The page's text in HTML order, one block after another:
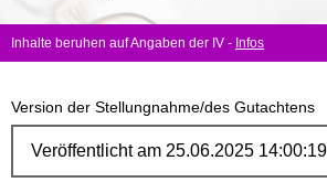
Inhalte beruhen auf Angaben der IV - Infos
Version der Stellungnahme/des Gutachtens